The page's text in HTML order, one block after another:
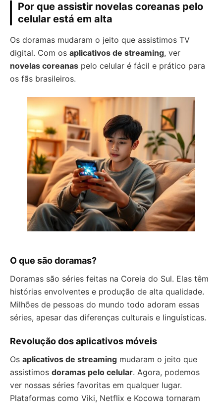
Por que assistir novelas coreanas pelo
celular está em alta
Os doramas mudaram o jeito que assistimos TV
digital. Com os aplicativos de streaming, ver
novelas coreanas pelo celular é fácil e prático para
os fãs brasileiros.
O que são doramas?
Doramas são séries feitas na Coreia do Sul. Elas têm
histórias envolventes e produção de alta qualidade.
Milhões de pessoas do mundo todo adoram essas
séries, apesar das diferenças culturais e linguísticas.
Revolução dos aplicativos móveis
Os aplicativos de streaming mudaram o jeito que
assistimos doramas pelo celular. Agora, podemos
ver nossas séries favoritas em qualquer lugar.
Plataformas como Viki, Netflix e Kocowa tornaram